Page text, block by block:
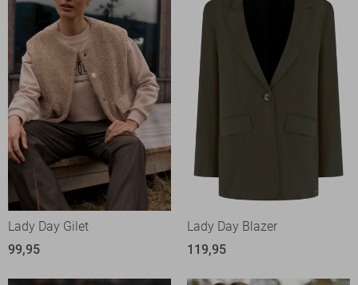
Lady Day Gilet
99,95
Lady Day Blazer
119,95